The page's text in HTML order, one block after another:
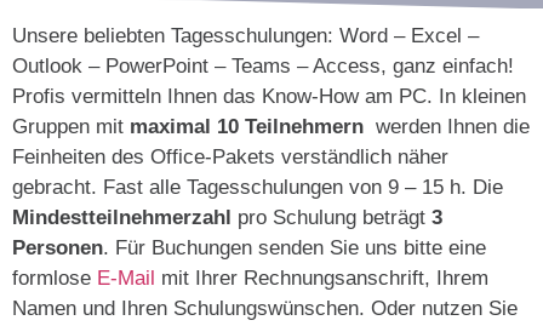
Unsere beliebten Tagesschulungen: Word – Excel –
Outlook – PowerPoint – Teams – Access, ganz einfach!
Profis vermitteln Ihnen das Know-How am PC. In kleinen
Gruppen mit maximal 10 Teilnehmern werden Ihnen die
Feinheiten des Office-Pakets verständlich näher
gebracht. Fast alle Tagesschulungen von 9 – 15 h. Die
Mindestteilnehmerzahl pro Schulung beträgt 3
Personen. Für Buchungen senden Sie uns bitte eine
formlose E-Mail mit Ihrer Rechnungsanschrift, Ihrem
Namen und Ihren Schulungswünschen. Oder nutzen Sie